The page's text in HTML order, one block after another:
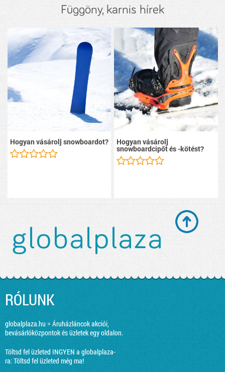
Függöny, karnis hírek
Hogyan vásárolj snowboardot? Hogyan vásárolj
snowboardcipőt és -kötést?
RÓLUNK
globalplaza.hu = Áruházláncok akciói,
bevásárlóközpontok és üzletek egy oldalon.
Töltsd fel üzleted INGYEN a globalplaza-
ra:Töltsd fel üzleted még ma!